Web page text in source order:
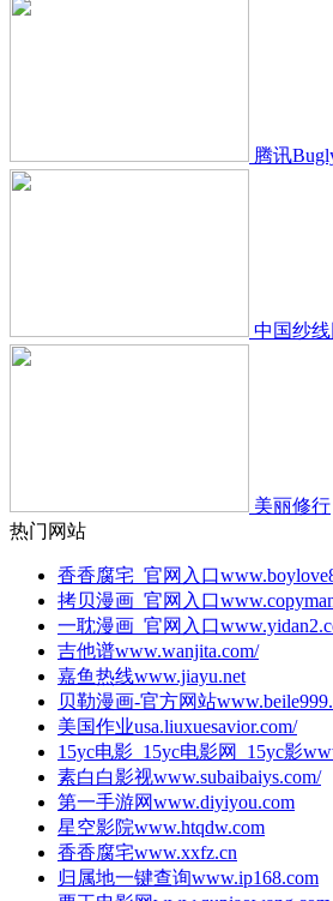
腾讯
中国纱线
美丽修行
热门网站
香香腐宅_官网入口
拷贝漫画_官网入口
一耽漫画_官网入口
吉他谱www.wanjita.com/
嘉鱼热线www.jiayu.net
贝勒漫画-官方网站
美国作业usa.liuxuesavior.com/
15yc电影_15yc电影网_15yc影
素白白影视www.subaibaiys.com/
第一手游网www.diyiyou.com
星空影院www.htqdw.com
香香腐宅www.xxfz.cn
归属地一键查询www.ip168.com